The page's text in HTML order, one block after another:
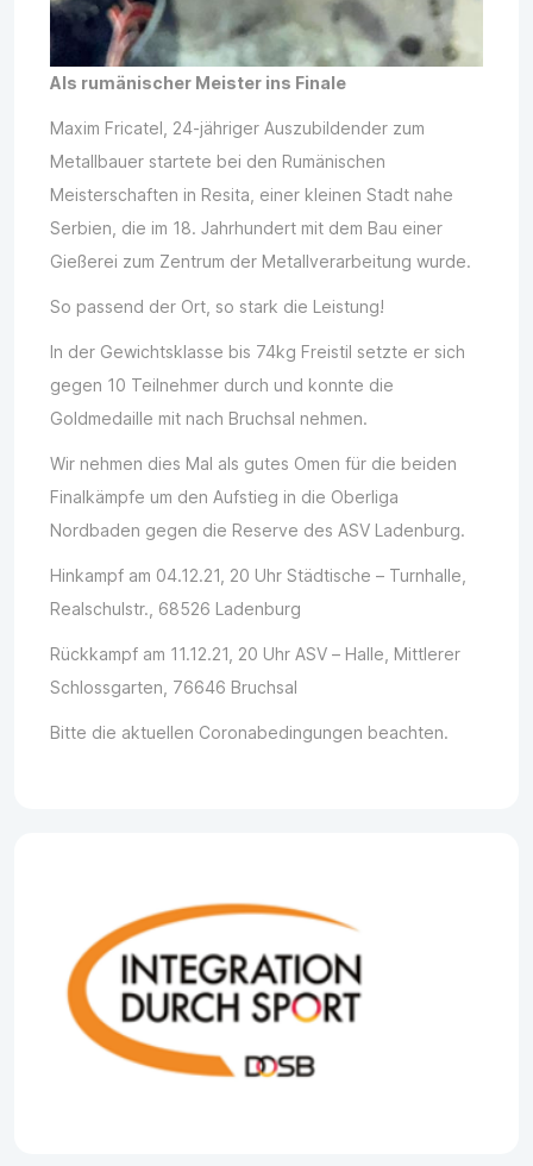
Als rumänischer Meister ins Finale
Maxim Fricatel, 24-jähriger Auszubildender zum
Metallbauer startete bei den Rumänischen
Meisterschaften in Resita, einer kleinen Stadt nahe
Serbien, die im 18. Jahrhundert mit dem Bau einer
Gießerei zum Zentrum der Metallverarbeitung wurde.
So passend der Ort, so stark die Leistung!
In der Gewichtsklasse bis 74kg Freistil setzte er sich
gegen 10 Teilnehmer durch und konnte die
Goldmedaille mit nach Bruchsal nehmen.
Wir nehmen dies Mal als gutes Omen für die beiden
Finalkämpfe um den Aufstieg in die Oberliga
Nordbaden gegen die Reserve des ASV Ladenburg.
Hinkampf am 04.12.21, 20 Uhr Städtische – Turnhalle,
Realschulstr., 68526 Ladenburg
Rückkampf am 11.12.21, 20 Uhr ASV – Halle, Mittlerer
Schlossgarten, 76646 Bruchsal
Bitte die aktuellen Coronabedingungen beachten.